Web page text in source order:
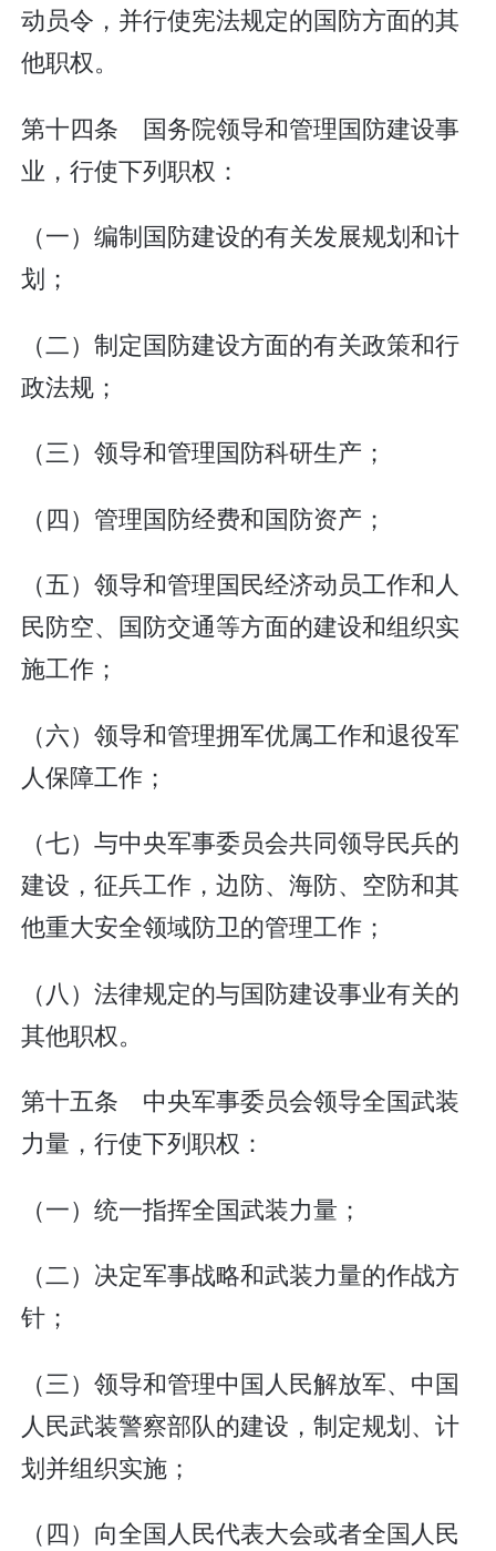
动员令，并行使宪法规定的国防方面的其
他职权。
第十四条 国务院领导和管理国防建设事
业，行使下列职权：
（一）编制国防建设的有关发展规划和计
划；
（二）制定国防建设方面的有关政策和行
政法规；
（三）领导和管理国防科研生产；
（四）管理国防经费和国防资产；
（五）领导和管理国民经济动员工作和人
民防空、国防交通等方面的建设和组织实
施工作；
（六）领导和管理拥军优属工作和退役军
人保障工作；
（七）与中央军事委员会共同领导民兵的
建设，征兵工作，边防、海防、空防和其
他重大安全领域防卫的管理工作；
（八）法律规定的与国防建设事业有关的
其他职权。
第十五条 中央军事委员会领导全国武装
力量，行使下列职权：
（一）统一指挥全国武装力量；
（二）决定军事战略和武装力量的作战方
针；
（三）领导和管理中国人民解放军、中国
人民武装警察部队的建设，制定规划、计
划并组织实施；
（四）向全国人民代表大会或者全国人民